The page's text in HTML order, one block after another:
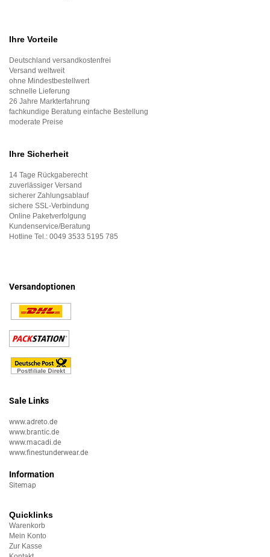
Ihre Vorteile
Deutschland versandkostenfrei
Versand weltweit
ohne Mindestbestellwert
schnelle Lieferung
26 Jahre Markterfahrung
fachkundige Beratung einfache Bestellung
moderate Preise
Ihre Sicherheit
14 Tage Rückgaberecht
zuverlässiger Versand
sicherer Zahlungsablauf
sichere SSL-Verbindung
Online Paketverfolgung
Kundenservice/Beratung
Hotline Tel.: 0049 3533 5195 785
Versandoptionen
Sale Links
www.adreto.de
www.brantic.de
www.macadi.de
www.finestunderwear.de
Information
Sitemap
Quicklinks
Warenkorb
Mein Konto
Zur Kasse